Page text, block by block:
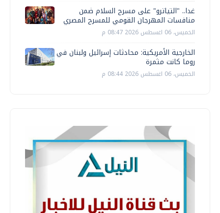
غدا.. "التياترو" على مسرح السلام ضمن
منافسات المهرجان القومي للمسرح المصري
الخميس، 06 اغسطس 2026 08:47 م
الخارجية الأمريكية: محادثات إسرائيل ولبنان في
روما كانت مثمرة
الخميس، 06 اغسطس 2026 08:44 م